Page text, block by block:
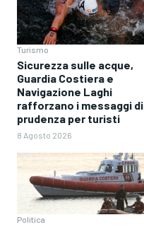
Turismo
Sicurezza sulle acque,
Guardia Costiera e
Navigazione Laghi
rafforzano i messaggi di
prudenza per turisti
8 Agosto 2026
Politica